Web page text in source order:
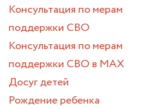
Консультация по мерам
поддержки СВО
Консультация по мерам
поддержки СВО в МАХ
Досуг детей
Рождение ребенка